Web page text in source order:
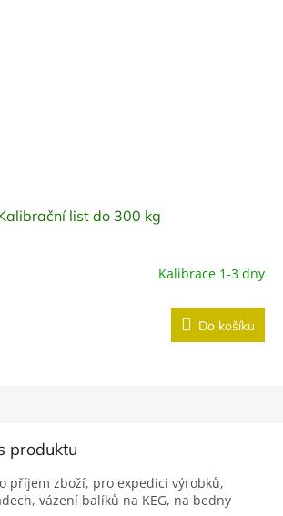
list do 300 kg
Kalibrace 1-3 dny
Do košíku
produktu
příjem zboží, pro expedici výrobků,
vázení balíků na KEG, na bedny